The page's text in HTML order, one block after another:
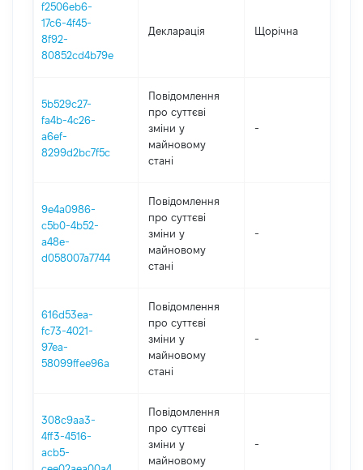
f2506eb6-
17c6-4f45-
8f92-
80852cd4b79e
Декларація Щорічна
5b529c27-
fa4b-4c26-
a6ef-
8299d2bc7f5c
Повідомлення
про суттєві
зміни y
майновому
стані
-
9e4a0986-
c5b0-4b52-
a48e-
d058007a7744
Повідомлення
про суттєві
зміни y
майновому
стані
-
616d53ea-
fc73-4021-
97ea-
58099ffee96a
Повідомлення
про суттєві
зміни y
майновому
стані
-
308c9aa3-
4ff3-4516-
acb5-
Повідомлення
про суттєві
зміни y
майновому
-